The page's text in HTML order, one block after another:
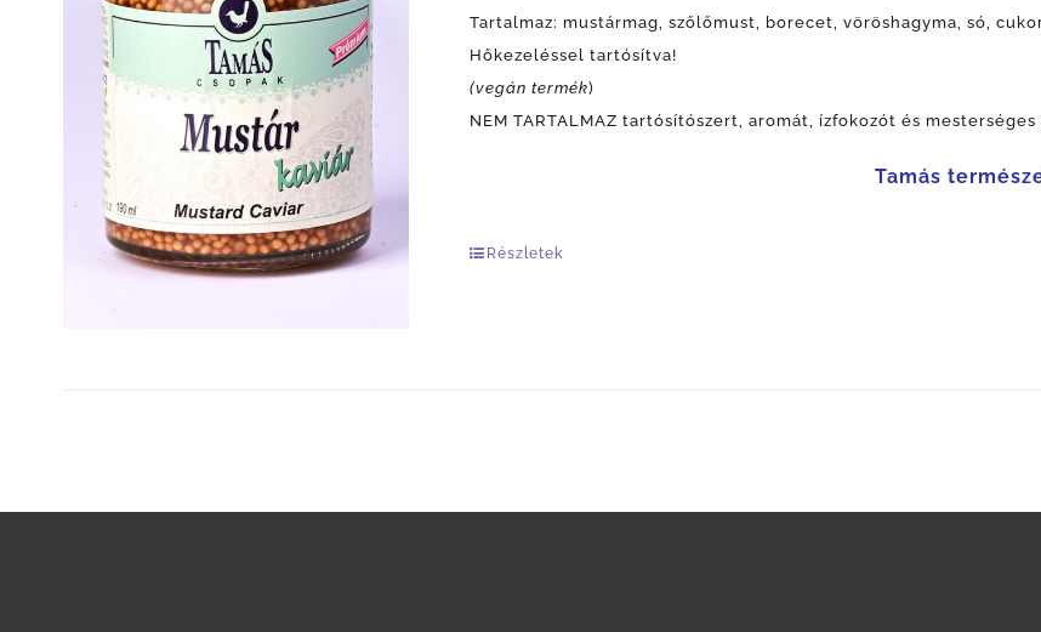
Tartalmaz: mustármag, szőlőmust, borecet, vöröshagyma, só,
Hőkezeléssel tartósítva!
(vegán termék)
NEM TARTALMAZ tartósítószert, aromát, ízfokozót és mesterséges
Tamás
Részletek